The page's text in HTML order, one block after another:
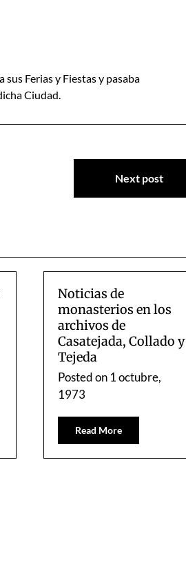
Ferias y Fiestas y pasaba
Ciudad.
Next post
Noticias de
monasterios en los
archivos de
Casatejada, Collado y
Tejeda
Posted on1 octubre,
1973
Read More